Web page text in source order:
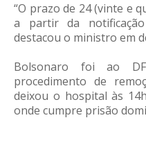
“O prazo de 24 (vinte e
a partir da
destacou o ministro em
Bolsonaro foi ao
procedimento de
deixou o hospital às
onde cumpre prisão